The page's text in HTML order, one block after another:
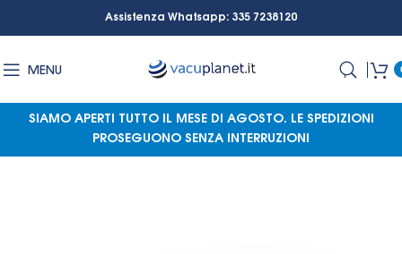
Assistenza Whatsapp: 335 7238120
MENU
SIAMO APERTI TUTTO IL MESE DI AGOSTO. LE SPEDIZIONI
PROSEGUONO SENZA INTERRUZIONI